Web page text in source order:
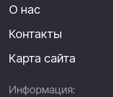
О нас
Контакты
Карта сайта
Информация: